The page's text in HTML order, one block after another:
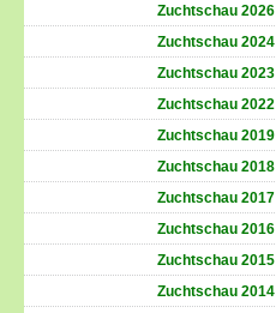
Zuchtschau 2026
Zuchtschau 2024
Zuchtschau 2023
Zuchtschau 2022
Zuchtschau 2019
Zuchtschau 2018
Zuchtschau 2017
Zuchtschau 2016
Zuchtschau 2015
Zuchtschau 2014